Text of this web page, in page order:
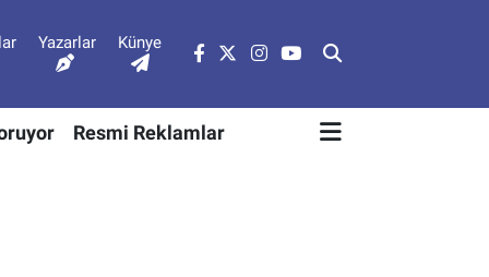
Yazarlar Künye
Resmi Reklamlar